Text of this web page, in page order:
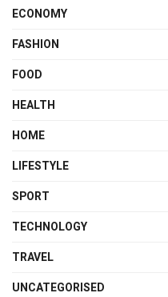
ECONOMY
FASHION
FOOD
HEALTH
HOME
LIFESTYLE
SPORT
TECHNOLOGY
TRAVEL
UNCATEGORISED